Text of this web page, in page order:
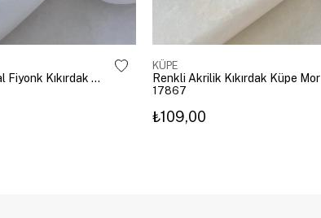
Altın Kaplama Kristal Fiyonk Kıkırdak Küpe Gümüş
KÜPE
Renkli Akrilik Kıkırdak Küpe Mor
17867
₺109,00